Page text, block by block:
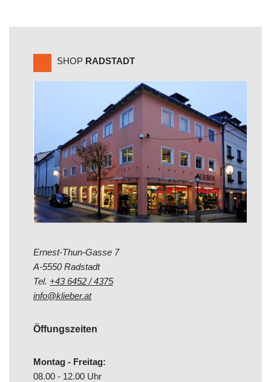
SHOP RADSTADT
Ernest-Thun-Gasse 7
A-5550 Radstadt
Tel. +43 6452 / 4375
info@klieber.at
Öffungszeiten
Montag - Freitag:
08.00 - 12.00 Uhr